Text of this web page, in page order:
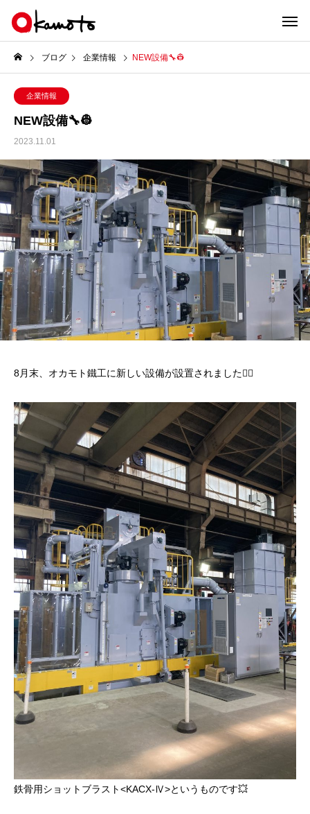
ブログ 企業情報 NEW設備🔧👷
企業情報
NEW設備🔧👷
2023.11.01
8月末、オカモト鐵工に新しい設備が設置されました🙋‍♀️
鉄骨用ショットブラスト<KACX-Ⅳ>というものです💥